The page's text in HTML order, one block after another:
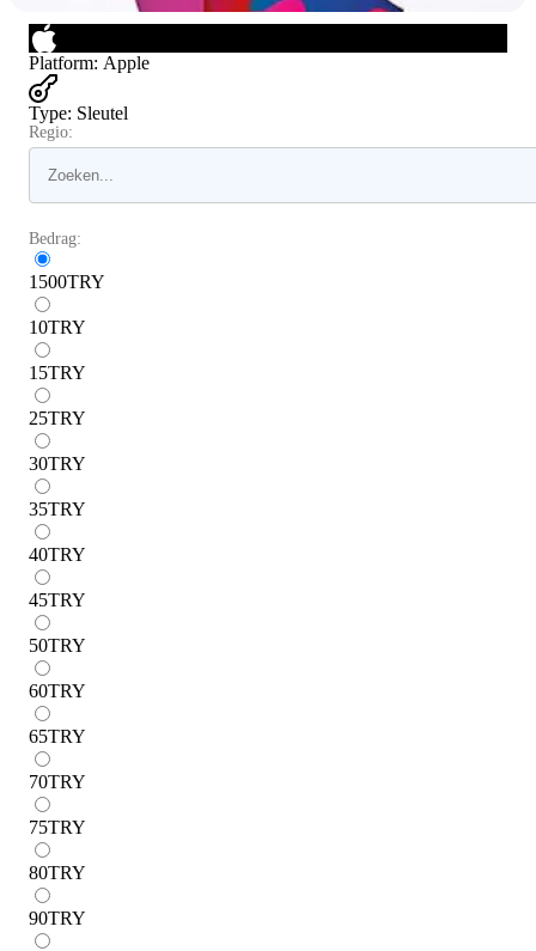
Platform: Apple
Type: Sleutel
Regio:
Bedrag:
1500TRY
10TRY
15TRY
25TRY
30TRY
35TRY
40TRY
45TRY
50TRY
60TRY
65TRY
70TRY
75TRY
80TRY
90TRY